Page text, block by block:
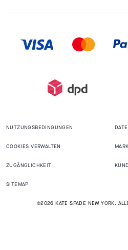
NUTZUNGSBEDINGUNGEN
COOKIES VERWALTEN
ZUGÄNGLICHKEIT
SITEMAP
©2026 KATE SPADE NEW YORK.